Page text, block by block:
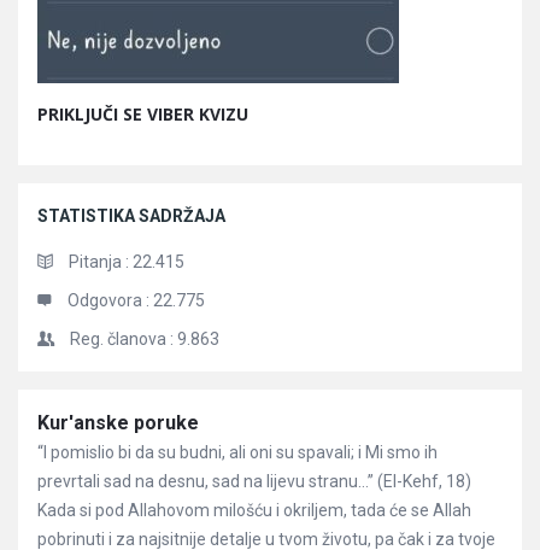
PRIKLJUČI SE VIBER KVIZU
STATISTIKA SADRŽAJA
Pitanja : 22.415
Odgovora : 22.775
Reg. članova : 9.863
Članci
Kur'anske poruke
“I pomislio bi da su budni, ali oni su spavali; i Mi smo ih
prevrtali sad na desnu, sad na lijevu stranu…” (El-Kehf, 18)
Kada si pod Allahovom milošću i okriljem, tada će se Allah
pobrinuti i za najsitnije detalje u tvom životu, pa čak i za tvoje